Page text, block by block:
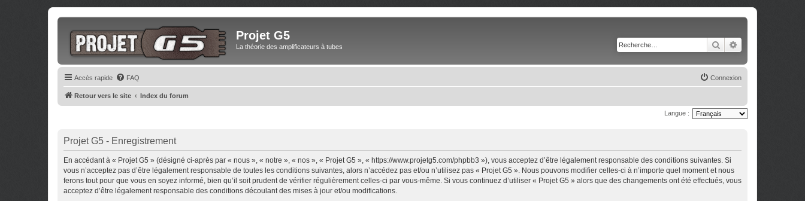
Projet G5
La théorie des amplificateurs à tubes Rechercher
Accès rapide FAQ Connexion
Retour vers le site Index du forum
Langue :
Projet G5 - Enregistrement
En accédant à « Projet G5 » (désigné ci-après par « nous », « notre », « nos », « Projet G5 », « https://www.projetg5.com/phpbb3 »), vous acceptez d’être légalement responsable des conditions suivantes. Si
vous n’acceptez pas d’être légalement responsable de toutes les conditions suivantes, alors n’accédez pas et/ou n’utilisez pas « Projet G5 ». Nous pouvons modifier celles-ci à n’importe quel moment et nous
ferons tout pour que vous en soyez informé, bien qu’il soit prudent de vérifier régulièrement celles-ci par vous-même. Si vous continuez d’utiliser « Projet G5 » alors que des changements ont été effectués, vous
acceptez d’être légalement responsable des conditions découlant des mises à jour et/ou modifications.